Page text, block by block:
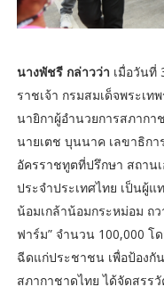
นางพัชรี กล่าวว่า เมื่อวันที่
ราชเจ้า กรมสมเด็จพระเ
นายิกาผู้อำนวยการสภาก
นายเตช บุนนาค เลขาธิก
อัครราชทูตที่ปรึกษา สถา
ประจำประเทศไทย เป็นผู้
น้อมเกล้าน้อมกระหม่อม ถ
ฟาร์ม” จำนวน 100,000 โ
ฉีดแก่ประชาชน เพื่อป้องกั
สภากาชาดไทย ได้จัดสรร